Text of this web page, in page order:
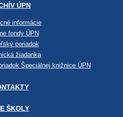
ÚPN
informácie
fondy ÚPN
poriadok
žiadanka
Špeciálnej knižnice ÚPN
ŠKOLY